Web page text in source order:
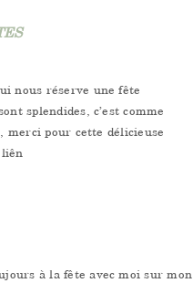
nous réserve une fête
splendides, c’est comme
merci pour cette délicieuse
à la fête avec moi sur mon